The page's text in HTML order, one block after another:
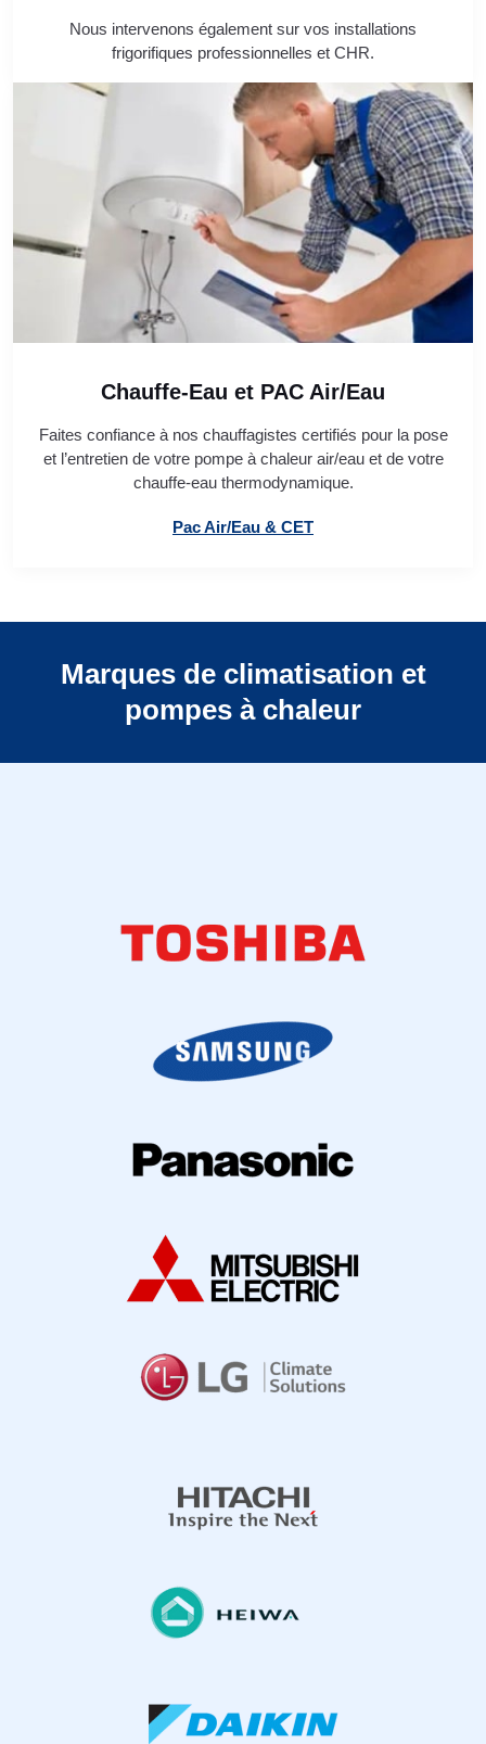
Nous intervenons également sur vos installations
frigorifiques professionnelles et CHR.
Chauffe-Eau et PAC Air/Eau
Faites confiance à nos chauffagistes certifiés pour la pose
et l’entretien de votre pompe à chaleur air/eau et de votre
chauffe-eau thermodynamique.
Pac Air/Eau & CET
Marques de climatisation et
pompes à chaleur